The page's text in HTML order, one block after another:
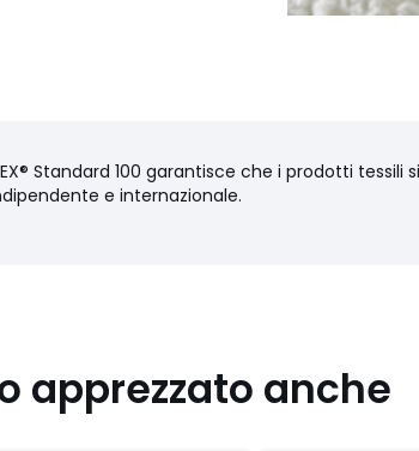
Standard 100 garantisce che i prodotti
e internazionale.
apprezzato anche